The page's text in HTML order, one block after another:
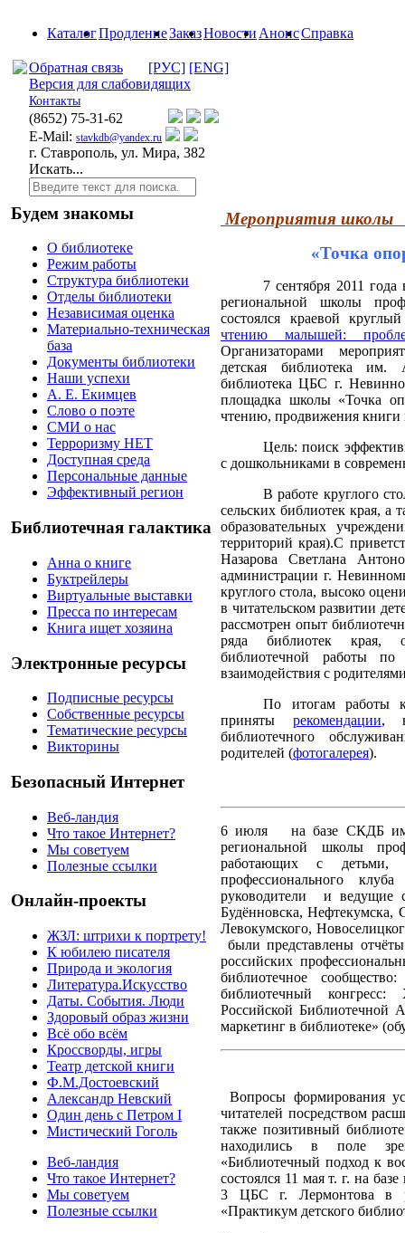
КаталогПродлениеЗаказНовости АнонсСправка
Обратная связь [РУС] [ENG]
Версия для слабовидящих
Контакты
(8652) 75-31-62
E-Mail: stavkdb@yandex.ru
г. Ставрополь, ул. Мира, 382
Искать...
Будем знакомы
О библиотеке
Режим работы
Структура библиотеки
Отделы библиотеки
Независимая оценка
Материально-техническая
база
Документы библиотеки
Наши успехи
А. Е. Екимцев
Слово о поэте
СМИ о нас
Терроризму НЕТ
Доступная среда
Персональные данные
Эффективный регион
Библиотечная галактика
Анна о книге
Буктрейлеры
Виртуальные выставки
Пресса по интересам
Книга ищет хозяина
Электронные ресурсы
Подписные ресурсы
Собственные ресурсы
Тематические ресурсы
Викторины
Безопасный Интернет
Веб-ландия
Что такое Интернет?
Мы советуем
Полезные ссылки
Онлайн-проекты
ЖЗЛ: штрихи к портрету!
К юбилею писателя
Природа и экология
Литература.Искусство
Даты. События. Люди
Здоровый образ жизни
Всё обо всём
Кроссворды, игры
Театр детской книги
Ф.М.Достоевский
Александр Невский
Один день с Петром I
Мистический Гоголь
Веб-ландия
Что такое Интернет?
Мы советуем
Полезные ссылки
Мероприятия школы
«Точка
7 сентября 2011
региональной школы
состоялся краевой
чтению малышей:
Организаторами
детская библиотека
библиотека ЦБС г.
площадка школы «Точка
чтению, продвижения книги
Цель: поиск
с дошкольниками в
В работе круглого
сельских библиотек края, а
образовательных
территорий края).С
Назарова Светлана
администрации г.
круглого стола, высоко
в читательском развитии
рассмотрен опыт
ряда библиотек края,
библиотечной работы
взаимодействия с
По итогам работы
приняты рекомендации,
библиотечного
родителей (фотогалерея).
6 июля
на базе СКДБ
региональной школы
работающих с
профессионального
руководители
и ведущие
Будённовска, Нефтекумска,
Левокумского,
были представлены
российских
библиотечное
библиотечный
Российской
маркетинг в библиотеке»
Вопросы формирования
читателей посредством
также позитивный
находились в поле
«Библиотечный подход к
состоялся 11 мая т. г. на базе
3 ЦБС г. Лермонтова в
«Практикум детского